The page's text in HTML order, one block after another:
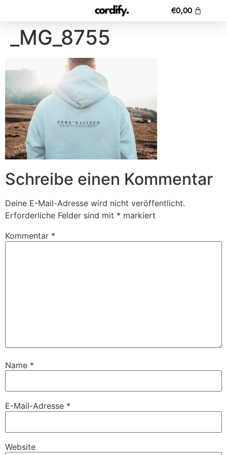
€0,00
_MG_8755
Schreibe einen Kommentar
Deine E-Mail-Adresse wird nicht veröffentlicht.
Erforderliche Felder sind mit * markiert
Kommentar *
Name *
E-Mail-Adresse *
Website